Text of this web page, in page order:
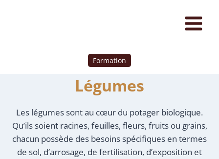
Formation
Légumes
Les légumes sont au cœur du potager biologique.
Qu’ils soient racines, feuilles, fleurs, fruits ou grains,
chacun possède des besoins spécifiques en termes
de sol, d’arrosage, de fertilisation, d’exposition et